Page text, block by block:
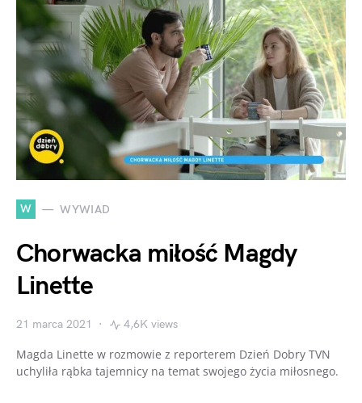
W WYWIAD
Chorwacka miłość Magdy
Linette
21 marca 2021 4,6K views
Magda Linette w rozmowie z reporterem Dzień Dobry TVN
uchyliła rąbka tajemnicy na temat swojego życia miłosnego.